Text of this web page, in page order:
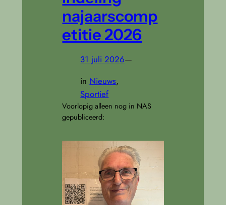
najaarscomp
etitie 2026
31 juli 2026—
in Nieuws
Sportief
Voorlopig alleen nog in NAS
gepubliceerd: